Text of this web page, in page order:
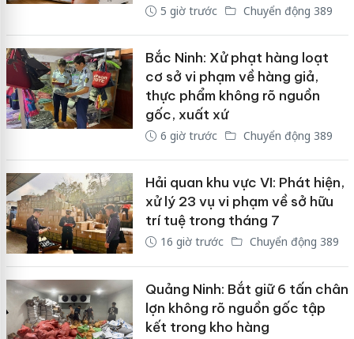
5 giờ trước Chuyển động 389
Bắc Ninh: Xử phạt hàng loạt
cơ sở vi phạm về hàng giả,
thực phẩm không rõ nguồn
gốc, xuất xứ
6 giờ trước Chuyển động 389
Hải quan khu vực VI: Phát hiện,
xử lý 23 vụ vi phạm về sở hữu
trí tuệ trong tháng 7
16 giờ trước Chuyển động 389
Quảng Ninh: Bắt giữ 6 tấn chân
lợn không rõ nguồn gốc tập
kết trong kho hàng